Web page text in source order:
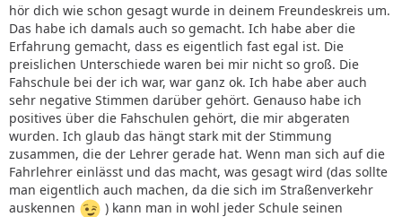
hör dich wie schon gesagt wurde in deinem Freundeskreis um.
Das habe ich damals auch so gemacht. Ich habe aber die
Erfahrung gemacht, dass es eigentlich fast egal ist. Die
preislichen Unterschiede waren bei mir nicht so groß. Die
Fahschule bei der ich war, war ganz ok. Ich habe aber auch
sehr negative Stimmen darüber gehört. Genauso habe ich
positives über die Fahschulen gehört, die mir abgeraten
wurden. Ich glaub das hängt stark mit der Stimmung
zusammen, die der Lehrer gerade hat. Wenn man sich auf die
Fahrlehrer einlässt und das macht, was gesagt wird (das sollte
man eigentlich auch machen, da die sich im Straßenverkehr
auskennen
) kann man in wohl jeder Schule seinen